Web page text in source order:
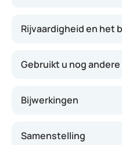
Rijvaardigheid en het
Gebruikt u nog
Bijwerkingen
Samenstelling